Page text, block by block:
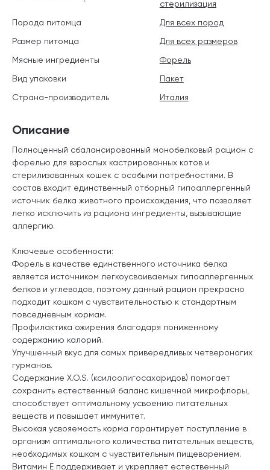
Описание
Полноценный сбалансированный монобелковый рацион с
форелью для взрослых кастрированных котов и
стерилизованных кошек с особыми потребностями. В
состав входит единственный отборный гипоаллергенный
источник белка животного происхождения, что позволяет
легко исключить из рациона ингредиенты, вызывающие
аллергию.
Ключевые особенности:
Форель в качестве единственного источника белка
является источником легкоусваиваемых гипоаллергенных
белков и углеводов, поэтому данный рацион прекрасно
подходит кошкам с чувствительностью к стандартным
повседневным кормам.
Профилактика ожирения благодаря пониженному
содержанию калорий.
Улучшенный вкус для самых привередливых четвероногих
гурманов.
Содержание X.O.S. (ксилоолигосахаридов) помогает
сохранить естественный баланс кишечной микрофлоры,
способствует оптимальному усвоению питательных
веществ и повышает иммунитет.
Высокая усвояемость корма гарантирует поступление в
организм оптимального количества питательных веществ,
необходимых кошкам с чувствительным пищеварением.
Витамин Е поддерживает и укрепляет естественный
стерилизация
Порода питомца
Для всех пород
Размер питомца
Для всех размеров
Мясные ингредиенты
Форель
Вид упаковки
Пакет
Страна-производитель
Италия